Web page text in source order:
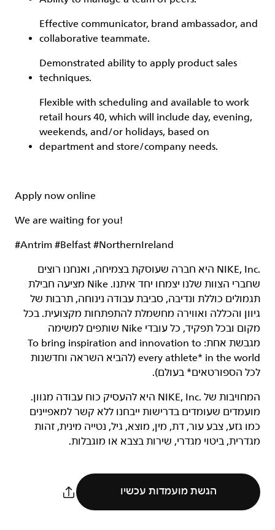
Effective communicator, brand ambassador, and
collaborative teammate.
Demonstrated ability to apply product sales
techniques.
Flexible with scheduling and available to work
retail hours 40, which will include day, evening,
weekends, and/or holidays, based on
department and store/company needs.
Apply now online
We are waiting for you!
#Antrim #Belfast #NorthernIreland
‏NIKE, Inc.‎ היא חברה שעוסקת בצמיחה, ואנחנו רוצים
שחברי הצוות שלנו יצמחו יחד איתנו. Nike מציעה חבילת
תגמולים כוללת ונדיבה, סביבת עבודה נינוחה, תרבות של
גיוון והכללה ואווירה מחשמלת להתפתחות מקצועית. בכל
מקום ובכל תפקיד, כל עובדי Nike שותפים למשימה
מגבשת אחת: To bring inspiration and innovation to
every athlete* in the world (להביא השראה וחדשנות
לכל הספורטאים* בעולם).
המחויבות של NIKE, Inc.‎ היא להעסיק כוח עבודה מגוון.
מועמדים שעומדים בדרישות ייבחנו ללא קשר למאפיינים
כמו גזע, צבע עור, דת, מין, מוצא, גיל, נטייה מינית, זהות
מגדרית, ביטוי מגדרי, שירות בצבא או מוגבלות.
הגשת מועמדות עכשיו